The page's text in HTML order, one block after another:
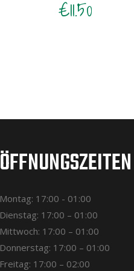
€11.50
ÖFFNUNGSZEITEN
Montag: 17:00 - 01:00
Dienstag: 17:00 – 01:00
Mittwoch: 17:00 – 01:00
Donnerstag: 17:00 – 01:00
Freitag: 17:00 – 02:00